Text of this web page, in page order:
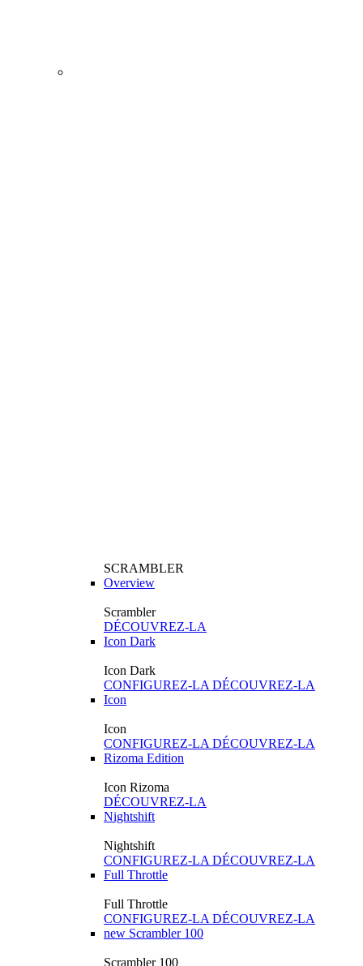
SCRAMBLER
Overview
Scrambler
DÉCOUVREZ-LA
Icon Dark
Icon Dark
CONFIGUREZ-LA DÉCOUVREZ-LA
Icon
Icon
CONFIGUREZ-LA DÉCOUVREZ-LA
Rizoma Edition
Icon Rizoma
DÉCOUVREZ-LA
Nightshift
Nightshift
CONFIGUREZ-LA DÉCOUVREZ-LA
Full Throttle
Full Throttle
CONFIGUREZ-LA DÉCOUVREZ-LA
new Scrambler 100
Scrambler 100